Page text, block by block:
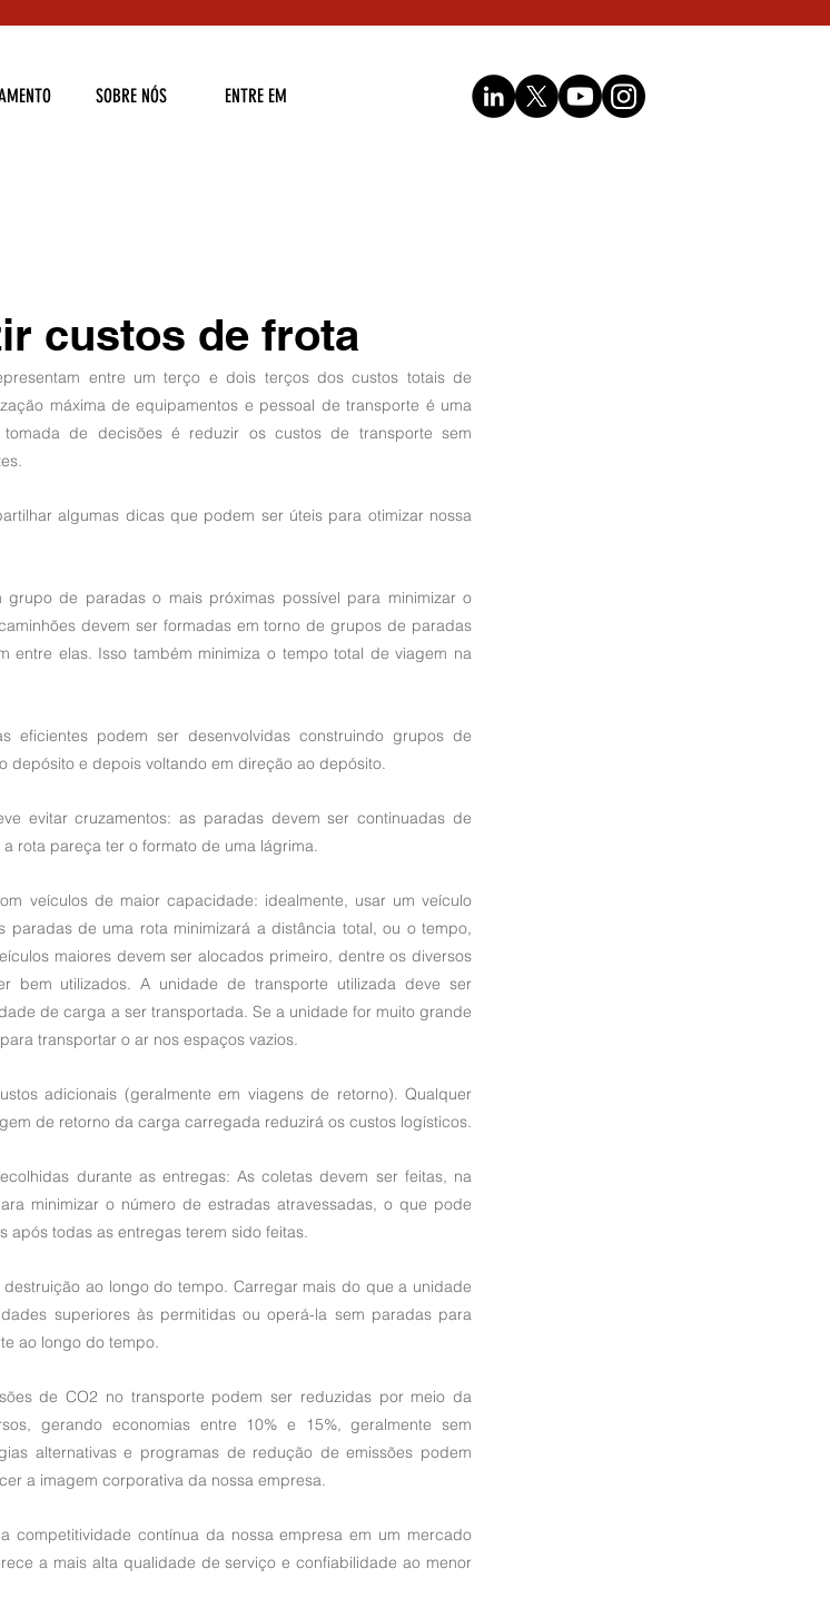
SOBRE NÓS ENTRE EM
custos de frota
entre um terço e dois terços dos custos totais de
máxima de equipamentos e pessoal de transporte é uma
de decisões é reduzir os custos de transporte sem
algumas dicas que podem ser úteis para otimizar nossa
de paradas o mais próximas possível para minimizar o
devem ser formadas em torno de grupos de paradas
entre elas. Isso também minimiza o tempo total de viagem na
eficientes podem ser desenvolvidas construindo grupos de
depósito e depois voltando em direção ao depósito.
evitar cruzamentos: as paradas devem ser continuadas de
rota pareça ter o formato de uma lágrima.
veículos de maior capacidade: idealmente, usar um veículo
de uma rota minimizará a distância total, ou o tempo,
maiores devem ser alocados primeiro, dentre os diversos
bem utilizados. A unidade de transporte utilizada deve ser
de carga a ser transportada. Se a unidade for muito grande
transportar o ar nos espaços vazios.
adicionais (geralmente em viagens de retorno). Qualquer
de retorno da carga carregada reduzirá os custos logísticos.
durante as entregas: As coletas devem ser feitas, na
minimizar o número de estradas atravessadas, o que pode
todas as entregas terem sido feitas.
ao longo do tempo. Carregar mais do que a unidade
superiores às permitidas ou operá-la sem paradas para
ao longo do tempo.
de CO2 no transporte podem ser reduzidas por meio da
gerando economias entre 10% e 15%, geralmente sem
alternativas e programas de redução de emissões podem
a imagem corporativa da nossa empresa.
competitividade contínua da nossa empresa em um mercado
a mais alta qualidade de serviço e confiabilidade ao menor